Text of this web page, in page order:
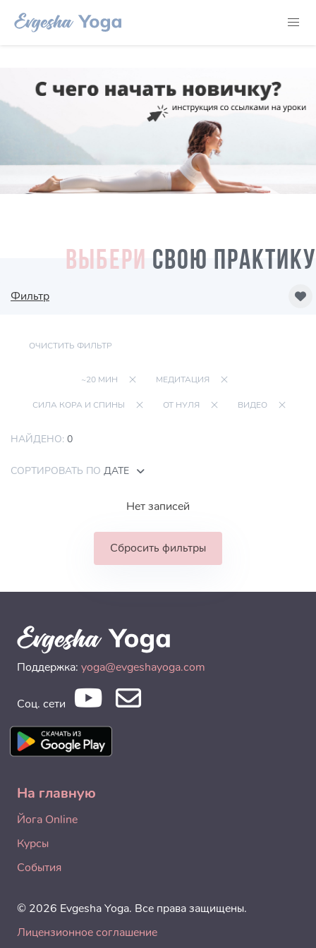
ВЫБЕРИ СВОЮ ПРАКТИКУ
Фильтр
ОЧИСТИТЬ ФИЛЬТР
~20 МИН МЕДИТАЦИЯ
СИЛА КОРА И СПИНЫ ОТ НУЛЯ ВИДЕО
НАЙДЕНО: 0
СОРТИРОВАТЬ ПО ДАТЕ
Нет записей
Сбросить фильтры
Поддержка: yoga@evgeshayoga.com
Соц. сети
На главную
Йога Online
Курсы
События
© 2026 Evgesha Yoga. Все права защищены.
Лицензионное соглашение